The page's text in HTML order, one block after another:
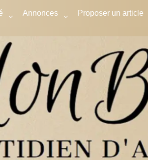
Annonces Proposer un article